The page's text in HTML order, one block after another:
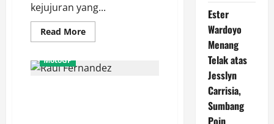
kejujuran yang...
Read MoreRead
more
Pahit
Brad
MotoGP
Ester
Wardoyo
Menang
Telak atas
Jesslyn
Carrisia,
Sumbang